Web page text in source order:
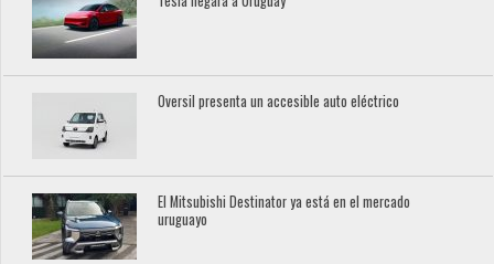
Oversil presenta un accesible auto eléctrico
El Mitsubishi Destinator ya está en el mercado
uruguayo